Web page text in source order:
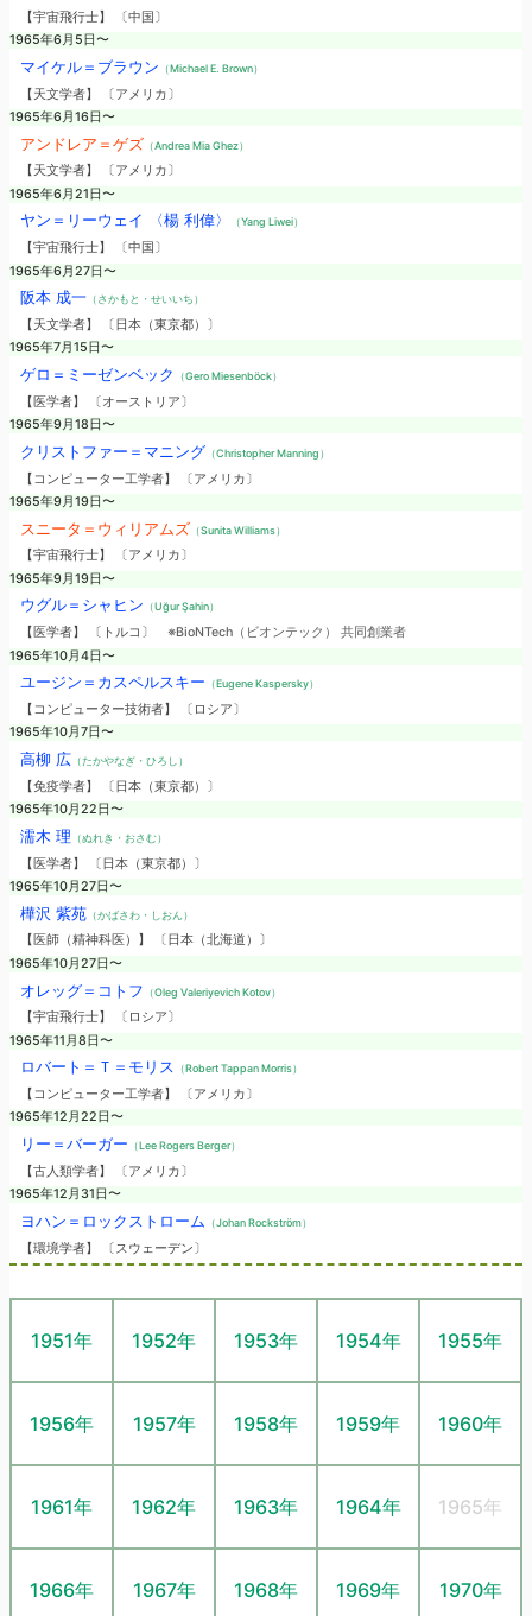
【宇宙飛行士】 〔中国〕
1965年6月5日〜
マイケル＝ブラウン （Michael E. Brown）
【天文学者】 〔アメリカ〕
1965年6月16日〜
アンドレア＝ゲズ （Andrea Mia Ghez）
【天文学者】 〔アメリカ〕
1965年6月21日〜
ヤン＝リーウェイ 〈楊 利偉〉 （Yang Liwei）
【宇宙飛行士】 〔中国〕
1965年6月27日〜
阪本 成一（さかもと・せいいち）
【天文学者】 〔日本（東京都）〕
1965年7月15日〜
ゲロ＝ミーゼンベック （Gero Miesenböck）
【医学者】 〔オーストリア〕
1965年9月18日〜
クリストファー＝マニング （Christopher Manning）
【コンピューター工学者】 〔アメリカ〕
1965年9月19日〜
スニータ＝ウィリアムズ （Sunita Williams）
【宇宙飛行士】 〔アメリカ〕
1965年9月19日〜
ウグル＝シャヒン （Uğur Şahin）
【医学者】 〔トルコ〕 ※BioNTech（ビオンテック） 共同創業者
1965年10月4日〜
ユージン＝カスペルスキー （Eugene Kaspersky）
【コンピューター技術者】 〔ロシア〕
1965年10月7日〜
高柳 広 （たかやなぎ・ひろし）
【免疫学者】 〔日本（東京都）〕
1965年10月22日〜
濡木 理 （ぬれき・おさむ）
【医学者】 〔日本（東京都）〕
1965年10月27日〜
樺沢 紫苑（かばさわ・しおん）
【医師（精神科医）】 〔日本（北海道）〕
1965年10月27日〜
オレッグ＝コトフ （Oleg Valeriyevich Kotov）
【宇宙飛行士】 〔ロシア〕
1965年11月8日〜
ロバート＝Ｔ＝モリス （Robert Tappan Morris）
【コンピューター工学者】 〔アメリカ〕
1965年12月22日〜
リー＝バーガー （Lee Rogers Berger）
【古人類学者】 〔アメリカ〕
1965年12月31日〜
ヨハン＝ロックストローム （Johan Rockström）
【環境学者】 〔スウェーデン〕
1951年 1952年 1953年 1954年 1955年
1956年 1957年 1958年 1959年 1960年
1961年 1962年 1963年 1964年 1965年
1966年 1967年 1968年 1969年 1970年